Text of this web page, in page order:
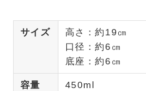
サイズ
高さ：
口径：約6㎝
底座：約6㎝
容量 450ml